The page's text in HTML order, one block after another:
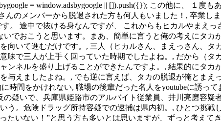
= window.adsbygoogle || []).push({}); この他に、 １度
のメンバーから脱退された方も何人もいました！, 卒業し
。 途中で抜ける身なんですが、 これからもヒカルやまえ
でおこうと思います。まあ、簡単に言うと俺の考えにタカ
いて進むだけです。, 三人（ヒカルさん、まえっさん、タ
で三人が上手く回っていた時期でしたよね。, だから（タ
ネルを盛り上げることができたんですよ。, 結果的にタカ
えましたよね。, でも逆に言えば、タカの脱退が俺とまえ
時間をかけれない, 職場の後輩だった名人をyoutubeに誘っ
疑いで、兵庫県姫路市のアルバイト従業員、井川亮磨容疑
。危険ドラッグ所持容疑での逮捕は県内初。, ひとつ挑戦
いない！”と思う方も多いとは思いますが、ずっと考えて